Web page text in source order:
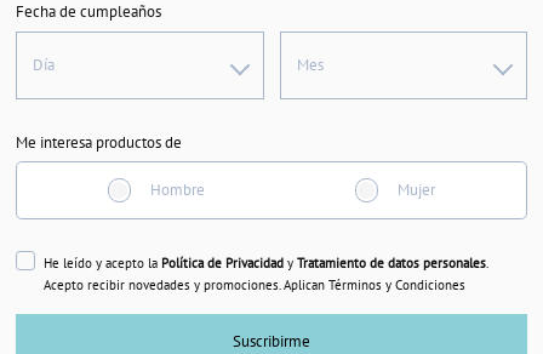
Fecha de cumpleaños
Día Mes
Me interesa productos de
Hombre Mujer
He leído y acepto la Política de Privacidady Tratamiento de datos personales.
Acepto recibir novedades y promociones. Aplican Términos y Condiciones
Suscribirme